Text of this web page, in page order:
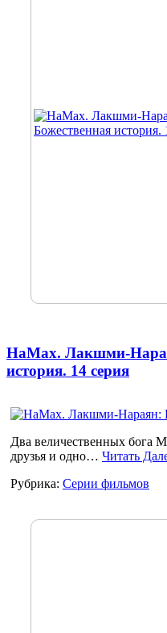
НаМах. Лакшми-
история. 14 серия
Два величественных бога
друзья и одно… Читать
Рубрика: Серии фильмов